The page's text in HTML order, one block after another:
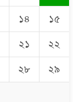
১৪ ১৫
২১ ২২
২৮ ২৯